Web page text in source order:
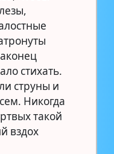
стихать.
струны и
Никогда
такой
вздох